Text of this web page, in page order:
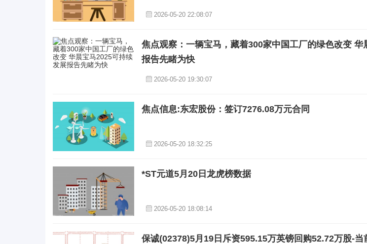
2026-05-20 22:08:07
焦点观察：一辆宝马，藏着300家中国工厂的绿色改变 华
报告先睹为快
2026-05-20 19:30:07
焦点信息:东宏股份：签订7276.08万元合同
2026-05-20 18:32:25
*ST元道5月20日龙虎榜数据
2026-05-20 18:08:14
保诚(02378)5月19日斥资595.15万英镑回购52.72万股-当